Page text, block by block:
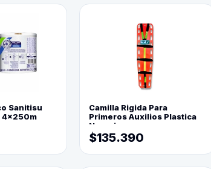
Sanitisu
4x250m
Camilla Rigida Para
Primeros Auxilios Plastica
Naranja
$135.390